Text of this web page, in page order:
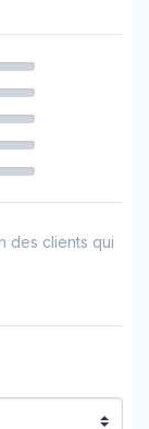
des clients qui